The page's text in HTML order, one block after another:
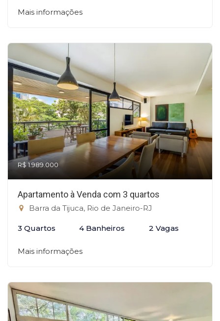
Mais informações
R$ 1.989.000
Apartamento à Venda com 3 quartos
Barra da Tijuca, Rio de Janeiro-RJ
3 Quartos 4 Banheiros 2 Vagas
Mais informações